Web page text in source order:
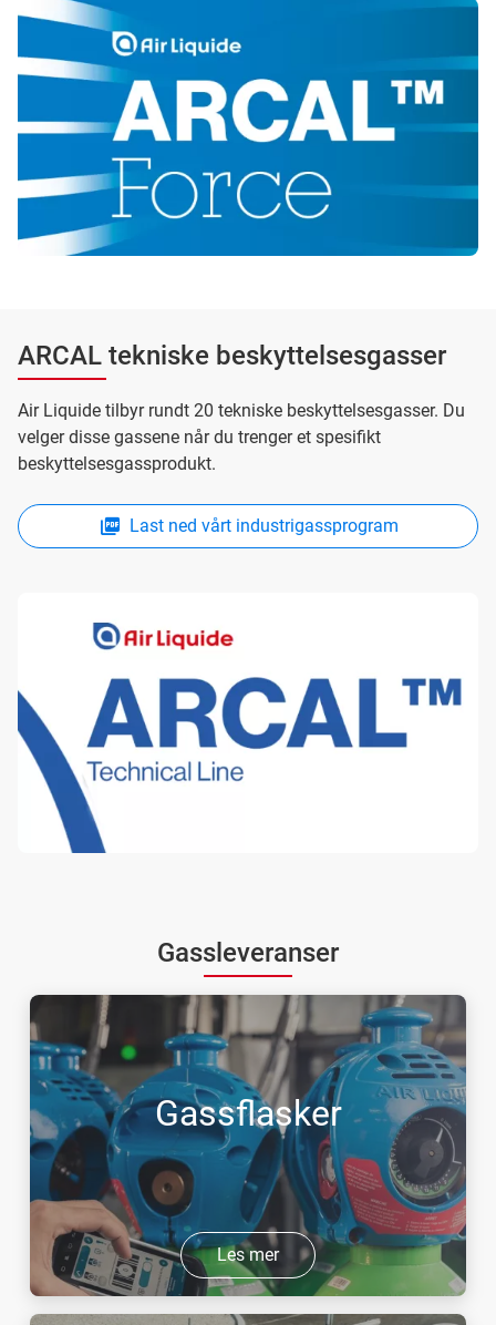
ARCAL tekniske beskyttelsesgasser
Air Liquide tilbyr rundt 20 tekniske beskyttelsesgasser. Du
velger disse gassene når du trenger et spesifikt
beskyttelsesgassprodukt.
Last ned vårt industrigassprogram
Gassleveranser
Gassflasker
Les mer